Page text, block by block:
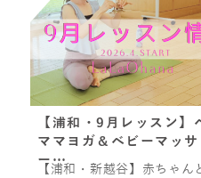
【浦和・9月レッスン】
ママヨガ＆ベビーマッサ
ー…
【浦和・新越谷】赤ちゃん